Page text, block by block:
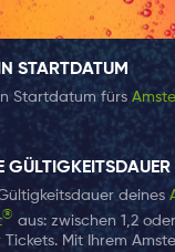
Event per day at
STARTDATUM
Startdatum fürs
GÜLTIGKEITSDAUER
deines
® aus: zwischen 1,2
Mit Ihrem